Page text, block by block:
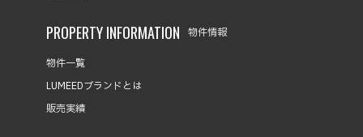
PROPERTY INFORMATION 物件情報
物件一覧
LUMEEDブランドとは
販売実績